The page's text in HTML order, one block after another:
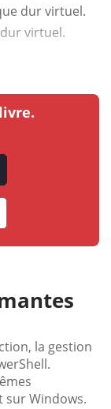
dur virtuel.
virtuel.
la gestion
sur Windows.